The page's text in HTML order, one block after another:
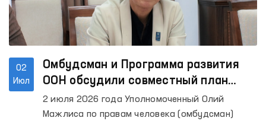
делам семьи и женщин, Ассоциации судей,
Палаты адвокатов, заинтересованных
министерств и ведомств, правоохранительных
представители средств массовой
информации.
02
Июл
Омбудсман и Программа развития
ООН обсудили совместный план
работы на 2026 год
2 июля 2026 года Уполномоченный Олий
Мажлиса по правам человека (омбудсман)